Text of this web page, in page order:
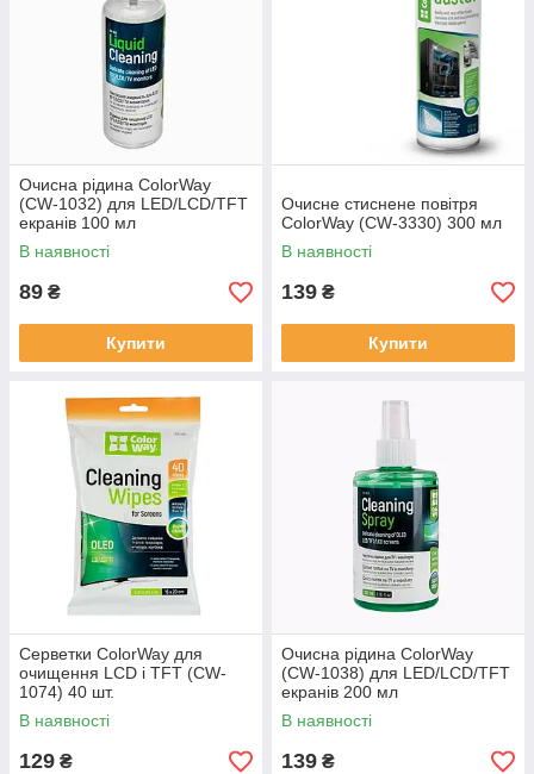
Очисна рідина ColorWay
(CW-1032) для LED/LCD/TFT
екранів 100 мл
В наявності
89 ₴
Купити
Очисне стиснене повітря
ColorWay (CW-3330) 300 мл
В наявності
139 ₴
Купити
Серветки ColorWay для
очищення LCD і TFT (CW-
1074) 40 шт.
В наявності
129 ₴
Очисна рідина ColorWay
(CW-1038) для LED/LCD/TFT
екранів 200 мл
В наявності
139 ₴